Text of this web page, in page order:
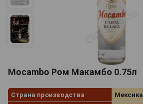
Mocambo Ром Макамбо 0.75л
Страна производства
Мексика